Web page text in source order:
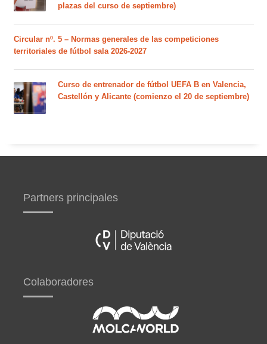
plazas del curso de septiembre)
Circular nº. 5 – Normas generales de las competiciones
territoriales de fútbol sala 2026-2027
Curso de entrenador de fútbol UEFA B en Valencia,
Castellón y Alicante (comienzo el 20 de septiembre)
Partners principales
Colaboradores